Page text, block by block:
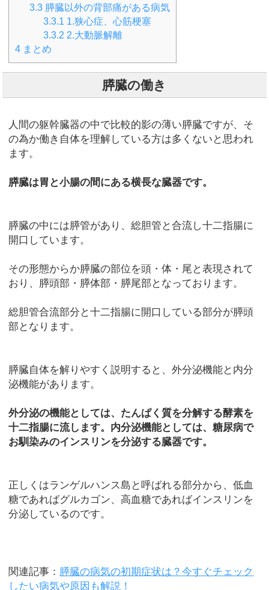
3.3膵臓以外の背部痛がある病気
3.3.1 1.狭心症、心筋梗塞
3.3.2 2.大動脈解離
4 まとめ
膵臓の働き
人間の躯幹臓器の中で比較的影の薄い膵臓ですが、そ
の為か働き自体を理解している方は多くないと思われ
ます。
膵臓は胃と小腸の間にある横長な臓器です。
膵臓の中には膵管があり、総胆管と合流し十二指腸に
開口しています。
その形態からか膵臓の部位を頭・体・尾と表現されて
おり、膵頭部・膵体部・膵尾部となっております。
総胆管合流部分と十二指腸に開口している部分が膵頭
部となります。
膵臓自体を解りやすく説明すると、外分泌機能と内分
泌機能があります。
外分泌の機能としては、たんぱく質を分解する酵素を
十二指腸に流します。内分泌機能としては、糖尿病で
お馴染みのインスリンを分泌する臓器です。
正しくはランゲルハンス島と呼ばれる部分から、低血
糖であればグルカゴン、高血糖であればインスリンを
分泌しているのです。
関連記事： 膵臓の病気の初期症状は？今すぐチェック
したい病気や原因も解説！